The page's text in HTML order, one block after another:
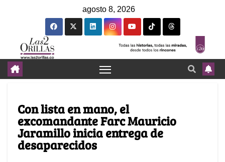
agosto 8, 2026
Con lista en mano, el
excomandante Farc Mauricio
Jaramillo inicia entrega de
desaparecidos